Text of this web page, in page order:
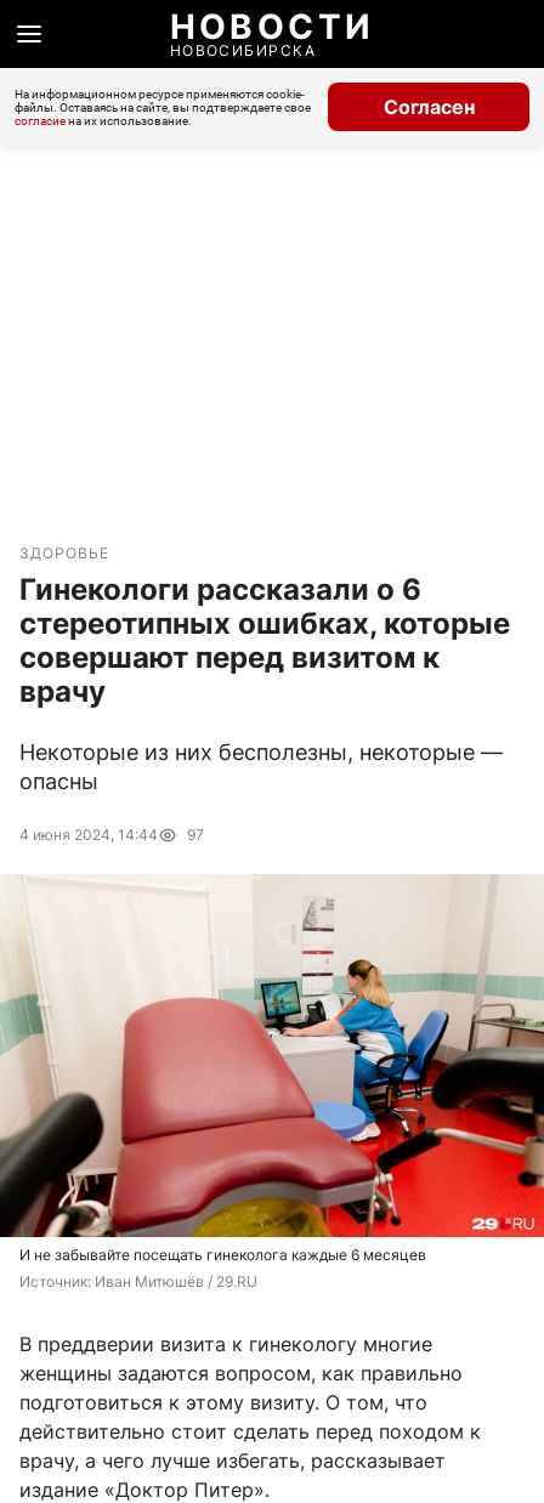
НОВОСТИ
НОВОСИБИРСКА
На информационном ресурсе применяются cookie-
файлы. Оставаясь на сайте, вы подтверждаете свое
согласиена их использование.
Согласен
ЗДОРОВЬЕ
Гинекологи рассказали о 6
стереотипных ошибках, которые
совершают перед визитом к
врачу
Некоторые из них бесполезны, некоторые —
опасны
4 июня 2024, 14:44 97
И не забывайте посещать гинеколога каждые 6 месяцев
Источник: Иван Митюшёв / 29.RU
В преддверии визита к гинекологу многие
женщины задаются вопросом, как правильно
подготовиться к этому визиту. О том, что
действительно стоит сделать перед походом к
врачу, а чего лучше избегать, рассказывает
издание «Доктор Питер».